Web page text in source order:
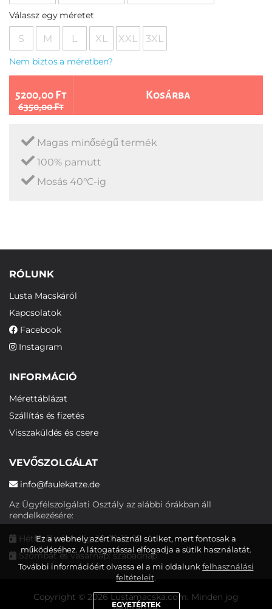
Válassz egy méretet
S M L XL XXL 3XL
Nem biztos a méretben?
5200,00 Ft
6350,00 Ft
Kosárba
Magas minőségű termék
100% pamutt
Mosás 40°C-ig
RÓLUNK
Lusta Macskáról
Kapcsolatok
Facebook
Instagram
INFORMÁCIÓ
Mérettáblázat
Szállítás és fizetés
Visszaküldés és csere
VEVŐSZOLGÁLAT
info@faulekatze.de
Az Ügyfélszolgálati Osztály az alábbi órákban áll
rendelkezésére:
Hétfőtől péntekig: 10:00-19:00
Szombat és vasárnap: szabadnap
Copyright © 2026 Lustamacska.com. Minden jog
Ez a webhely azért használ sütiket, mert fontosak a
működéséhez. A látogatással elfogadja a sütik használatát.
További információért olvassa el a mi oldalunkfelhasználási
feltételeit.
EGYETÉRTEK